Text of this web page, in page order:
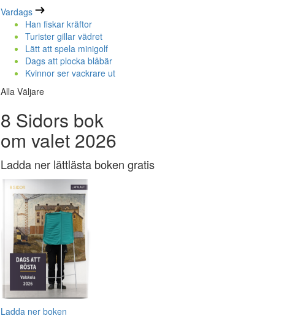
Vardags
Han fiskar kräftor
Turister gillar vädret
Lätt att spela minigolf
Dags att plocka blåbär
Kvinnor ser vackrare ut
Alla Väljare
8 Sidors bok
om valet 2026
Ladda ner lättlästa boken gratis
Ladda ner boken